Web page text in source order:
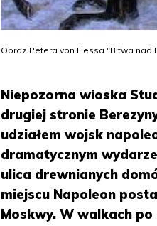
Obraz Petera von Hessa "Bitwa nad
Niepozorna wioska
drugiej stronie
udziałem wojsk
dramatycznym
ulica drewnianych
miejscu Napoleon
Moskwy. W walkach